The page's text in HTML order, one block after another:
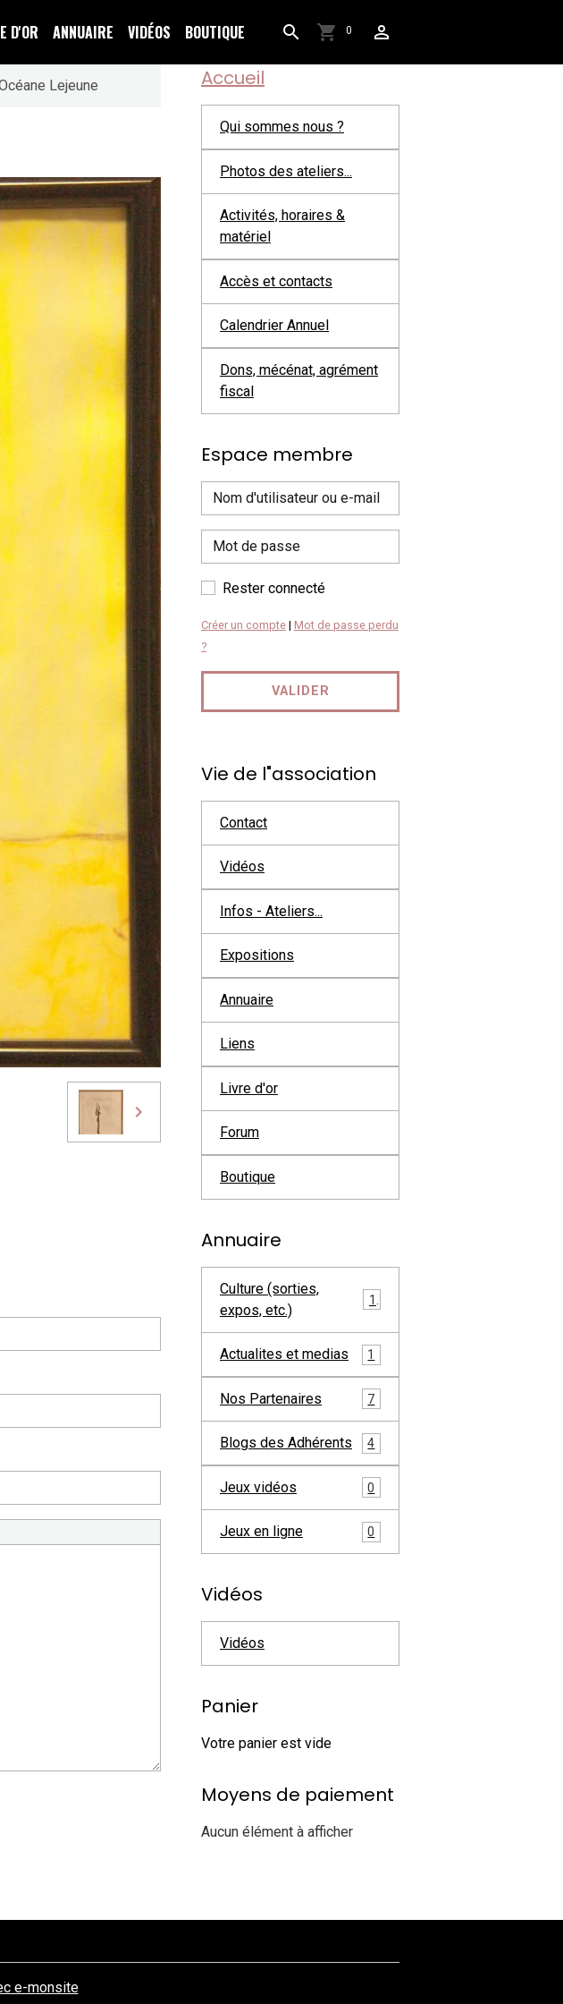
D'OR ANNUAIRE VIDÉOS BOUTIQUE 0
Lejeune Accueil
Qui sommes nous ?
Photos des ateliers...
Activités, horaires &
matériel
Accès et contacts
Calendrier Annuel
Dons, mécénat, agrément
fiscal
Espace membre
Rester connecté
Créer un compte | Mot de passe perdu
?
VALIDER
Vie de l"association
Contact
Vidéos
Infos - Ateliers...
Expositions
Annuaire
Liens
Livre d'or
Forum
Boutique
Annuaire
Culture (sorties,
expos, etc.)
Actualites et medias 1
Nos Partenaires 7
Blogs des Adhérents 4
Jeux vidéos 0
Jeux en ligne 0
Vidéos
Vidéos
Panier
Votre panier est vide
Moyens de paiement
Aucun élément à afficher
e-monsite